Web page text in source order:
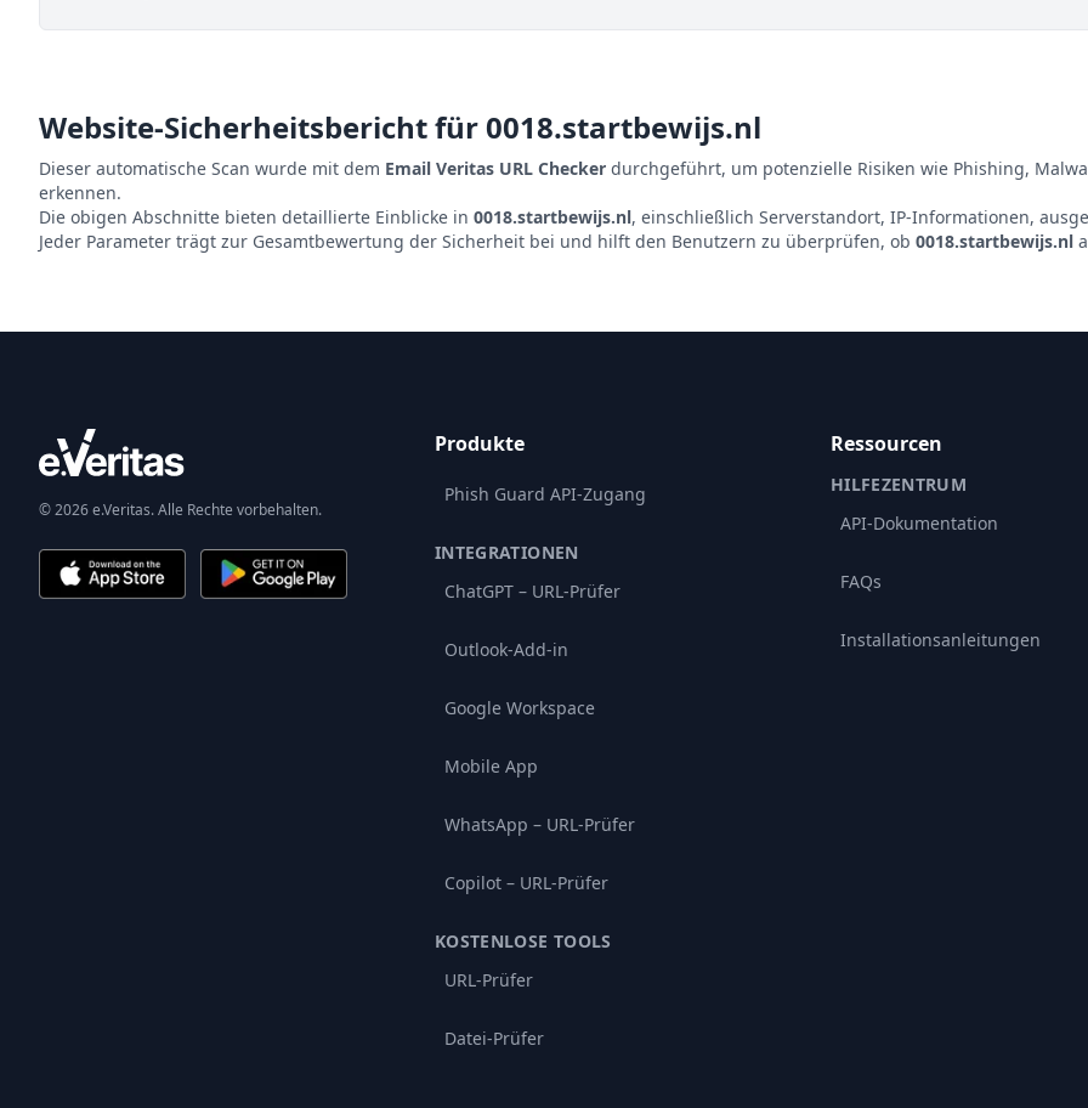
Website-Sicherheitsbericht für0018.startbewijs.nl
Dieser automatische Scan wurde mit dem Email Veritas URL Checker durchgeführt, um potenzielle Risiken wie Phishing,
erkennen.
Die obigen Abschnitte bieten detaillierte Einblicke in 0018.startbewijs.nl, einschließlich Serverstandort, IP-Informationen,
Jeder Parameter trägt zur Gesamtbewertung der Sicherheit bei und hilft den Benutzern zu überprüfen, ob 0018.startbewijs.nl
© 2026 e.Veritas. Alle Rechte vorbehalten.
Produkte
Phish Guard API-Zugang
INTEGRATIONEN
ChatGPT – URL-Prüfer
Outlook-Add-in
Google Workspace
Mobile App
WhatsApp – URL-Prüfer
Copilot – URL-Prüfer
KOSTENLOSE TOOLS
URL-Prüfer
Datei-Prüfer
Ressourcen
HILFEZENTRUM
API-Dokumentation
FAQs
Installationsanleitungen